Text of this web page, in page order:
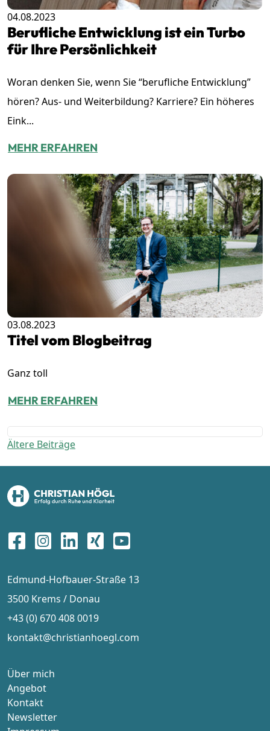
04.08.2023
Berufliche Entwicklung ist ein Turbo
für Ihre Persönlichkeit
Woran denken Sie, wenn Sie “berufliche Entwicklung”
hören? Aus- und Weiterbildung? Karriere? Ein höheres
Eink...
MEHR ERFAHREN
03.08.2023
Titel vom Blogbeitrag
Ganz toll
MEHR ERFAHREN
Ältere Beiträge
Edmund-Hofbauer-Straße 13
3500 Krems / Donau
+43 (0) 670 408 0019
kontakt@christianhoegl.com
Über mich
Angebot
Kontakt
Newsletter